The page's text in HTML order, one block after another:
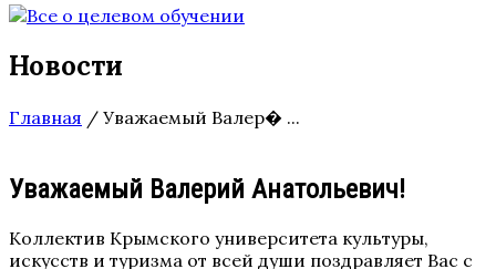
Новости
Главная / Уважаемый Валер� ...
Уважаемый Валерий Анатольевич!
Коллектив Крымского университета культуры,
искусств и туризма от всей души поздравляет Вас с